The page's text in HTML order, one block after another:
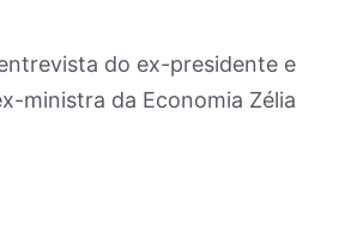
do ex-presidente e
ministra da Economia Zélia